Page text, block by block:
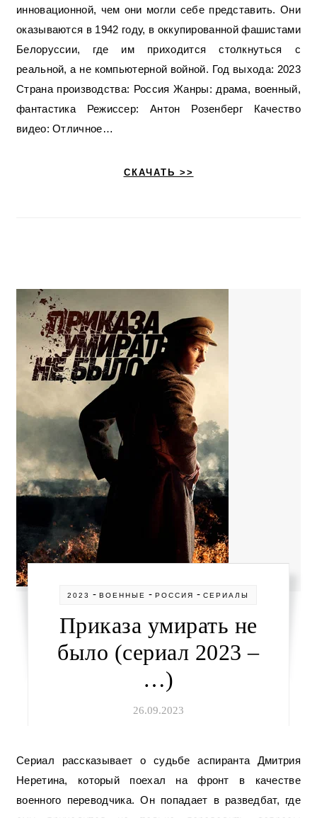
инновационной, чем они могли себе представить. Они
оказываются в 1942 году, в оккупированной фашистами
Белоруссии, где им приходится столкнуться с
реальной, а не компьютерной войной. Год выхода: 2023
Страна производства: Россия Жанры: драма, военный,
фантастика Режиссер: Антон Розенберг Качество
видео: Отличное…
СКАЧАТЬ >>
2023 -ВОЕННЫЕ -РОССИЯ -СЕРИАЛЫ
Приказа умирать не
было (сериал 2023 –
…)
26.09.2023
Сериал рассказывает о судьбе аспиранта Дмитрия
Неретина, который поехал на фронт в качестве
военного переводчика. Он попадает в разведбат, где